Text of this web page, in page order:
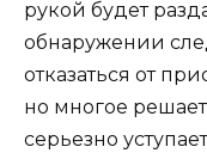
рукой будет
обнаружении
отказаться от
но многое
серьезно